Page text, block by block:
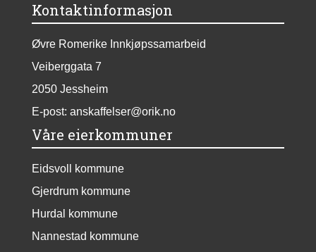
Kontaktinformasjon
Øvre Romerike Innkjøpssamarbeid
Veiberggata 7
2050 Jessheim
E-post: anskaffelser@orik.no
Våre eierkommuner
Eidsvoll kommune
Gjerdrum kommune
Hurdal kommune
Nannestad kommune